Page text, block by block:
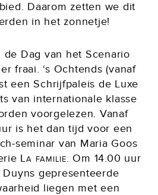
Daarom zetten we dit
in het zonnetje!
de Dag van het Scenario
fraai. ‘s Ochtends (vanaf
een Schrijfpaleis de Luxe
van internationale klasse
voorgelezen. Vanaf
is het dan tijd voor een
seminar van Maria Goos
La familie. Om 14.00 uur
gepresenteerde
liegen met een